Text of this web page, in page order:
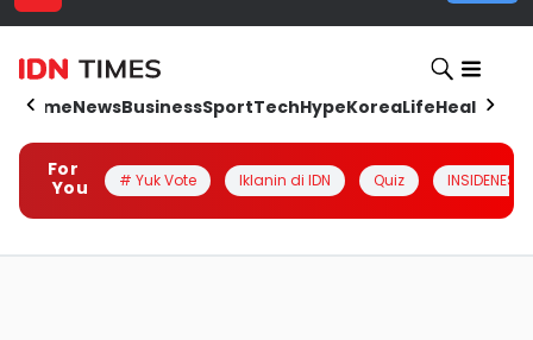
HomeNewsBusinessSportTechHypeKoreaLifeHealth
For
You
# Yuk Vote Iklanin di IDN Quiz INSIDENESIA